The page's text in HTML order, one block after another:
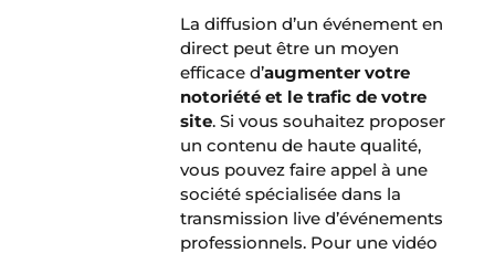
La diffusion d’un événement en
direct peut être un moyen
efficace d’augmenter votre
notoriété et le trafic de votre
site. Si vous souhaitez proposer
un contenu de haute qualité,
vous pouvez faire appel à une
société spécialisée dans la
transmission live d’événements
professionnels. Pour une vidéo